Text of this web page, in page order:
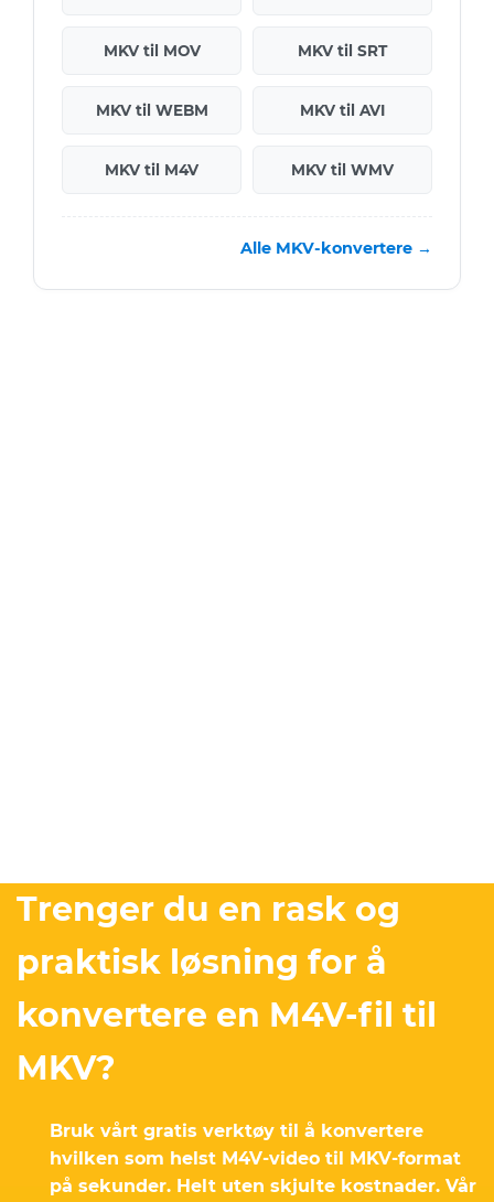
MKV til MOV MKV til SRT
MKV til WEBM MKV til AVI
MKV til M4V MKV til WMV
Alle MKV-konvertere →
Trenger du en rask og
praktisk løsning for å
konvertere en M4V-fil til
MKV?
Bruk vårt gratis verktøy til å konvertere
hvilken som helst M4V-video til MKV-format
på sekunder. Helt uten skjulte kostnader. Vår